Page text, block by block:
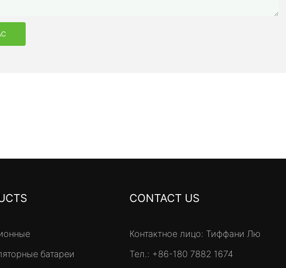
батареи
CONTACT US
Контактное лицо: Тиффани Лю
Тел.: +86-180 7882 1674